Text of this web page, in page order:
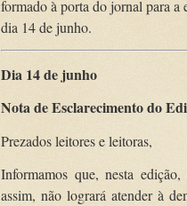
formado à porta do jornal para a
dia 14 de junho.
Dia 14 de junho
Nota de Esclarecimento do
Prezados leitores e leitoras,
Informamos que, nesta
assim, não logrará atender à